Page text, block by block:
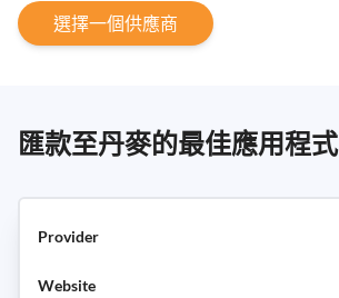
選擇一個供應商
匯款至丹麥的最佳應用程式